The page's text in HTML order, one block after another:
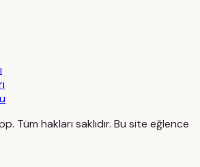
Tüm hakları saklıdır. Bu site eğlence